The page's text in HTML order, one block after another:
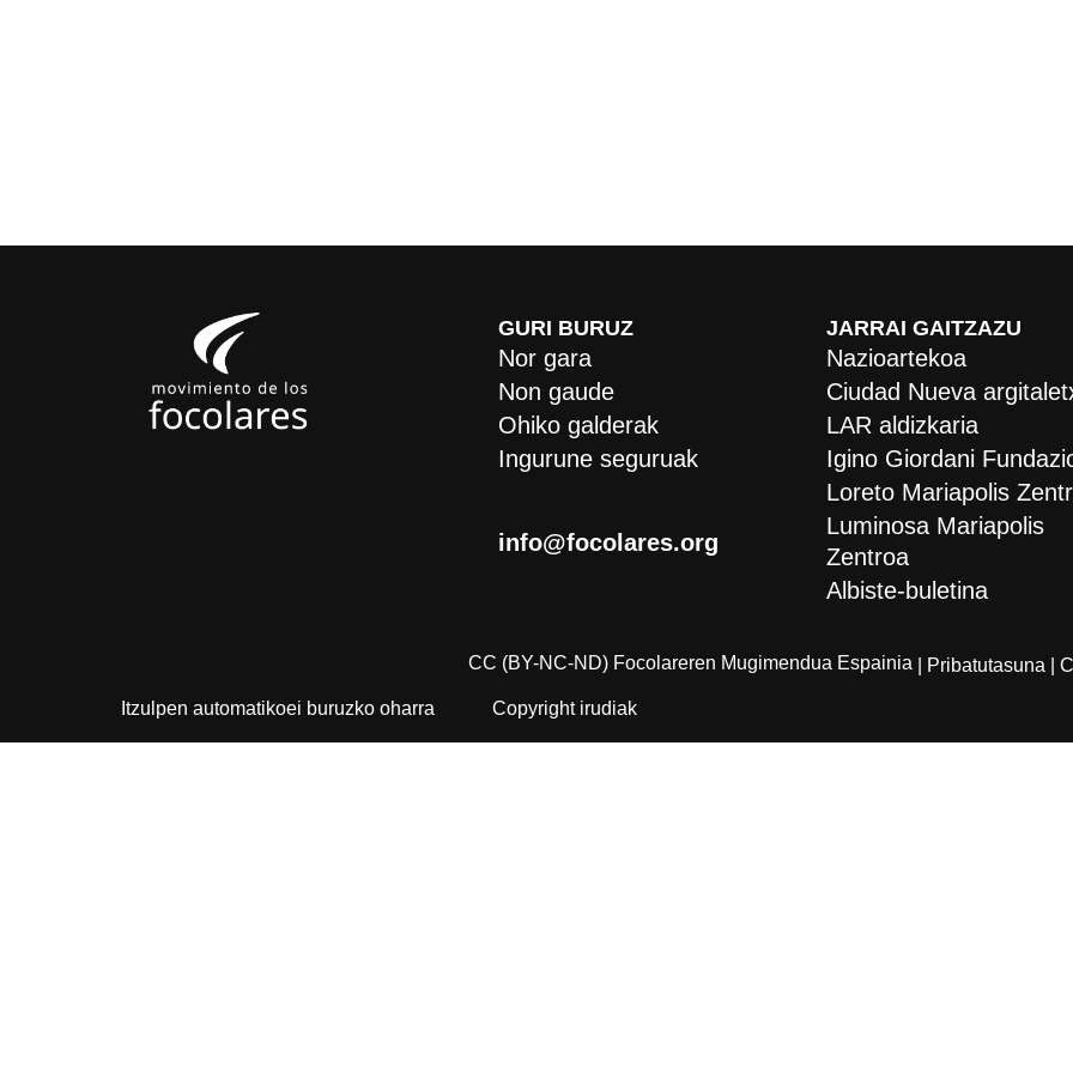
GURI BURUZ
Nor gara
Non gaude
Ohiko galderak
Ingurune seguruak
info@focolares.org
JARRAI GAITZAZU
Nazioartekoa
Ciudad Nueva
LAR aldizkaria
Igino Giordani
Loreto Mariapolis
Luminosa Mariapolis
Zentroa
Albiste-buletina
CC (BY-NC-ND) Focolareren Mugimendua Espainia | Pribatutasuna |
Itzulpen automatikoei buruzko oharra Copyright irudiak